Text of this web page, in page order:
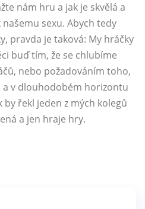
nám hru a jak je skvělá a
sexu. Abych tedy
pravda je taková: My hráčky
buď tím, že se chlubíme
nebo požadováním toho,
a v dlouhodobém horizontu
řekl jeden z mých kolegů
a jen hraje hry.